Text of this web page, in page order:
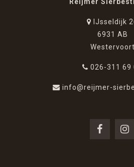
Reijmer
IJsseldijk
6931 AB
Westervoort
026-311 69
info@reijmer-